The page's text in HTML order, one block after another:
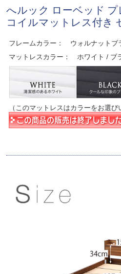
へルック ローベッド
コイルマットレス付き
フレームカラー： ウォルナットブ
マットレスカラー： ホワイト / ブ
（このマットレスはカラーをお選び